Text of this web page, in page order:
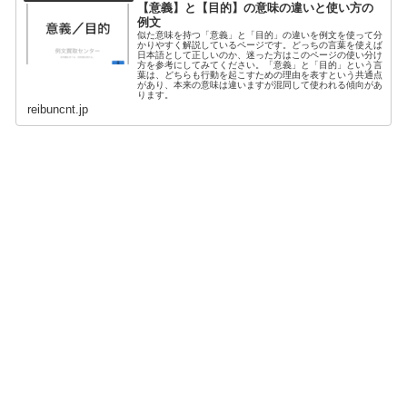
【意義】と【目的】の意味の違いと使い方の
例文
似た意味を持つ「意義」と「目的」の違いを例文を使って分
かりやすく解説しているページです。どっちの言葉を使えば
日本語として正しいのか、迷った方はこのページの使い分け
方を参考にしてみてください。「意義」と「目的」という言
葉は、どちらも行動を起こすための理由を表すという共通点
があり、本来の意味は違いますが混同して使われる傾向があ
ります。
reibuncnt.jp